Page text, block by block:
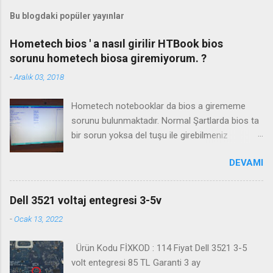
Bu blogdaki popüler yayınlar
Hometech bios ' a nasıl girilir HTBook bios
sorunu hometech biosa giremiyorum. ?
-Aralık 03, 2018
Hometech notebooklar da bios a girememe
sorunu bulunmaktadır. Normal Şartlarda bios ta
bir sorun yoksa del tuşu ile girebilmeniz
yaramaktadır. Biosa girme videosu izleyin
Kanalimiza abone olmayı unutmayın
DEVAMI
Dell 3521 voltaj entegresi 3-5v
-Ocak 13, 2022
Ürün Kodu FİXKOD : 114 Fiyat Dell 3521 3-5
volt entegresi 85 TL Garanti 3 ay